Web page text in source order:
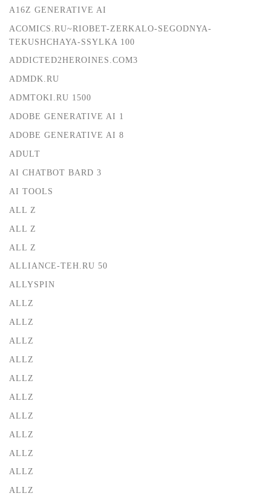
A16Z GENERATIVE AI
ACOMICS.RU~RIOBET-ZERKALO-SEGODNYA-
TEKUSHCHAYA-SSYLKA 100
ADDICTED2HEROINES.COM3
ADMDK.RU
ADMTOKI.RU 1500
ADOBE GENERATIVE AI 1
ADOBE GENERATIVE AI 8
ADULT
AI CHATBOT BARD 3
AI TOOLS
ALL Z
ALL Z
ALL Z
ALLIANCE-TEH.RU 50
ALLYSPIN
ALLZ
ALLZ
ALLZ
ALLZ
ALLZ
ALLZ
ALLZ
ALLZ
ALLZ
ALLZ
ALLZ